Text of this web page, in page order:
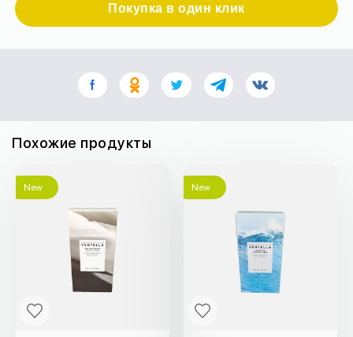
Покупка в один клик
Похожие продукты
New New